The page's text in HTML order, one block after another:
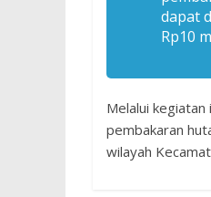
dapat
Rp10
Melalui
pembakaran
wilayah